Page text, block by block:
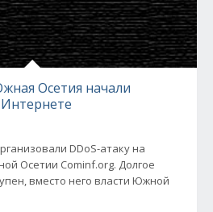
Осетия начали
DDoS-атаку на
Осетии Сominf.org. Долгое
вместо него власти Южной